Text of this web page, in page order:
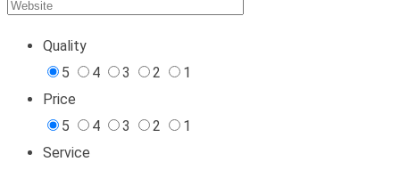
Quality
5
4 3 2
1
Price
5
4 3 2
1
Service